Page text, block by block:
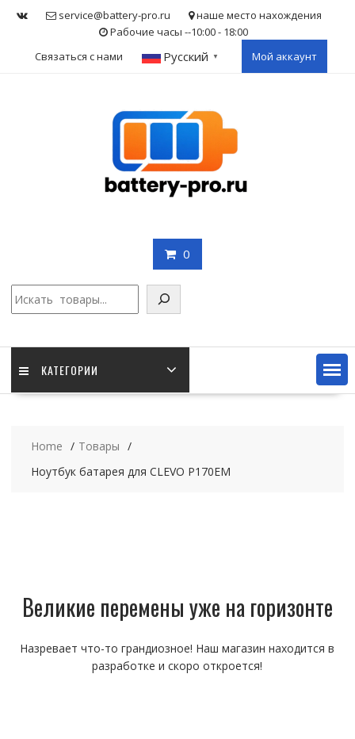
service@battery-pro.ru
наше место нахождения
Рабочие часы --10:00 - 18:00
Связаться с нами
Русский ▼ Мой аккаунт
0
КАТЕГОРИИ
Home
Товары
Ноутбук батарея для CLEVO P170EM
Великие перемены уже на горизонте
Назревает что-то грандиозное! Наш магазин находится в
разработке и скоро откроется!